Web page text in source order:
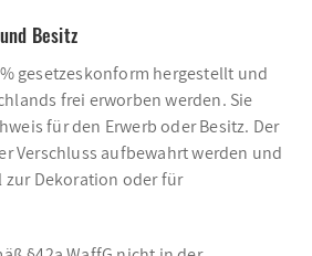
Besitz
gesetzeskonform hergestellt und
frei erworben werden. Sie
für den Erwerb oder Besitz. Der
Verschluss aufbewahrt werden und
Dekoration oder für